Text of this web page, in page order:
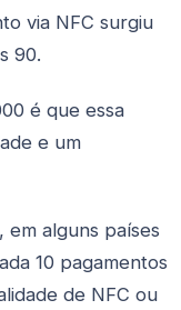
via NFC surgiu
90.
é que essa
e um
em alguns países
10 pagamentos
de NFC ou